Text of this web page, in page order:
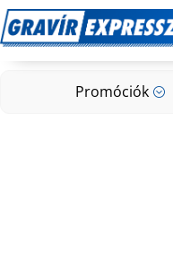
Promóciók ;
Promóciók;